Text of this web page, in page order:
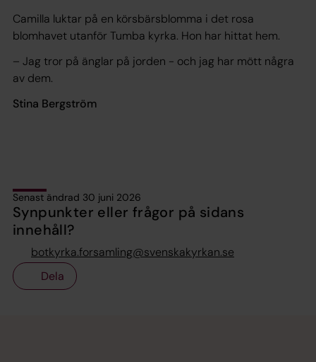
Camilla luktar på en körsbärsblomma i det rosa
blomhavet utanför Tumba kyrka. Hon har hittat hem.
– Jag tror på änglar på jorden - och jag har mött några
av dem.
Stina Bergström
Senast ändrad 30 juni 2026
Synpunkter eller frågor på sidans
innehåll?
botkyrka.forsamling@svenskakyrkan.se
Dela